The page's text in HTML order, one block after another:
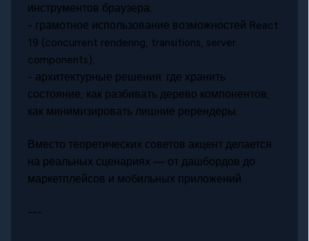
инструментов браузера;
- грамотное использование возможностей React
19 (concurrent rendering, transitions, server
components);
- архитектурные решения: где хранить
состояние, как разбивать дерево компонентов,
как минимизировать лишние ререндеры.
Вместо теоретических советов акцент делается
на реальных сценариях — от дашбордов до
маркетплейсов и мобильных приложений.
---